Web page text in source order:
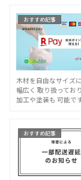
おすすめ記事
木材を自由なサイズ
幅広く 取り扱ってお
加工や塗装も 可能で
おすすめ記事